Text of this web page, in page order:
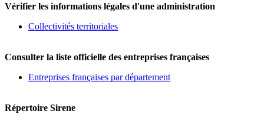
Vérifier les informations légales d'une administration
Collectivités territoriales
Consulter la liste officielle des entreprises françaises
Entreprises françaises par département
Répertoire Sirene